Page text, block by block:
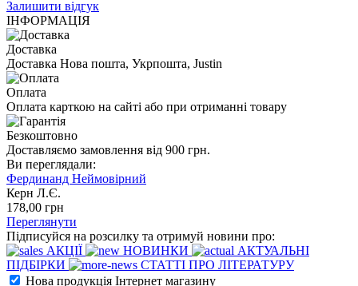
Залишити відгук
ІНФОРМАЦІЯ
Доставка
Доставка Нова пошта, Укрпошта, Justin
Оплата
Оплата карткою на сайті або при отриманні товару
Безкоштовно
Доставляємо замовлення від 900 грн.
Ви переглядали:
Фердинанд Неймовірний
Керн Л.Є.
178,00 грн
Переглянути
Підписуйся на розсилку та отримуй новини про:
АКЦІЇ
НОВИНКИ
АКТУАЛЬНІ
ПІДБІРКИ
СТАТТІ ПРО ЛІТЕРАТУРУ
Нова продукція Інтернет магазину